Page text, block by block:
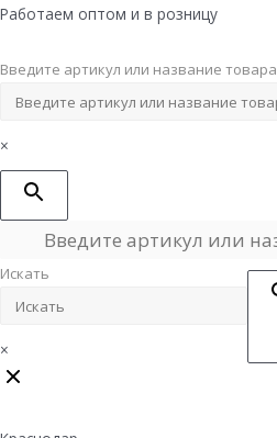
Перейти
содержимому
Работаем оптом и в розницу
Введите артикул или название товара
×
Искать
×